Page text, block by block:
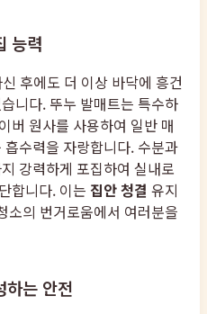
능력
후에도 더 이상 바닥에 흥건
니다. 뚜누 발매트는 특수하
버 원사를 사용하여 일반 매
수력을 자랑합니다. 수분과
강력하게 포집하여 실내로
합니다. 이는 집안 청결 유지
소의 번거로움에서 여러분을
하는 안전